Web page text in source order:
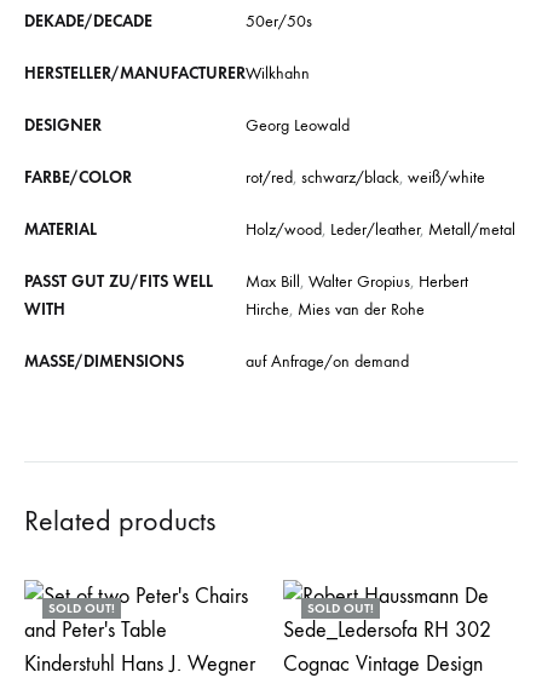
DEKADE/DECADE 50er/50s
HERSTELLER/MANUFACTURERWilkhahn
DESIGNER Georg Leowald
FARBE/COLOR rot/red, schwarz/black, weiß/white
MATERIAL Holz/wood, Leder/leather, Metall/metal
PASST GUT ZU/FITS WELL
WITH
Max Bill, Walter Gropius, Herbert
Hirche, Mies van der Rohe
MASSE/DIMENSIONS auf Anfrage/on demand
Related products
SOLD OUT! SOLD OUT!